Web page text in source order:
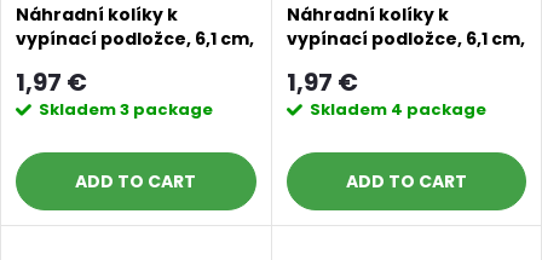
Náhradní kolíky k
vypínací podložce, 6,1 cm,
1,97 €
Skladem3 package
ADD TO CART
Náhradní kolíky k
vypínací podložce, 6,1 cm,
1,97 €
Skladem 4 package
ADD TO CART